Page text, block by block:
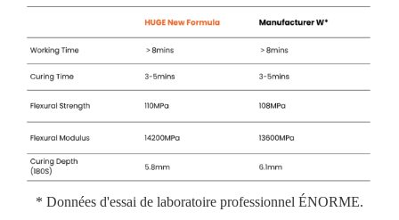
* Données d'essai de laboratoire professionnel ÉNORME.